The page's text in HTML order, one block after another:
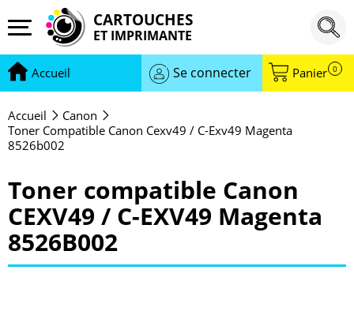
CARTOUCHES
ET IMPRIMANTE
Accueil Se connecter Panier 0
Accueil
Canon
Toner Compatible Canon Cexv49 / C-Exv49 Magenta
8526b002
Toner compatible Canon
CEXV49 / C-EXV49 Magenta
8526B002